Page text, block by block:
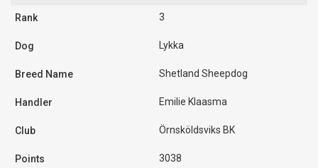
3
Lykka
Shetland Sheepdog
Emilie Klaasma
Örnsköldsviks BK
3038